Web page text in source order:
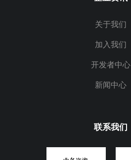
关于我们
加入我们
开发者中心
新闻中心
联系我们